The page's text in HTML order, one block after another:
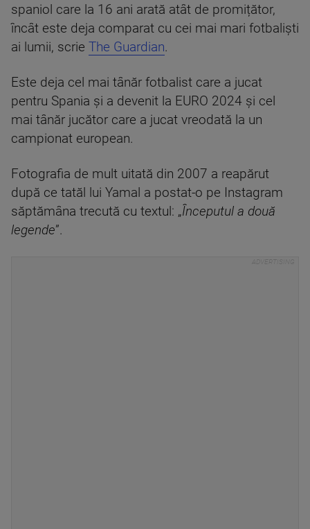
spaniol care la 16 ani arată atât de promițător,
încât este deja comparat cu cei mai mari fotbaliști
ai lumii, scrie The Guardian.
Este deja cel mai tânăr fotbalist care a jucat
pentru Spania și a devenit la EURO 2024 și cel
mai tânăr jucător care a jucat vreodată la un
campionat european.
Fotografia de mult uitată din 2007 a reapărut
după ce tatăl lui Yamal a postat-o pe Instagram
săptămâna trecută cu textul: „Începutul a două
legende”.